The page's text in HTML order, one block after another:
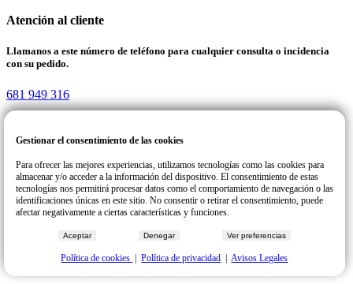
Atención al cliente
Llamanos a este número de teléfono para cualquier consulta o incidencia
con su pedido.
681 949 316
Desing & Developer
Gestionar el consentimiento de las cookies
Para ofrecer las mejores experiencias, utilizamos tecnologías como las cookies para
almacenar y/o acceder a la información del dispositivo. El consentimiento de estas
tecnologías nos permitirá procesar datos como el comportamiento de navegación o las
identificaciones únicas en este sitio. No consentir o retirar el consentimiento, puede
afectar negativamente a ciertas características y funciones.
Aceptar Denegar Ver preferencias
Política de cookies |Política de privacidad |Avisos Legales